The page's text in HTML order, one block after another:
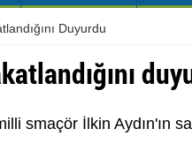
Duyurdu
smaçör İlkin Aydın'ın